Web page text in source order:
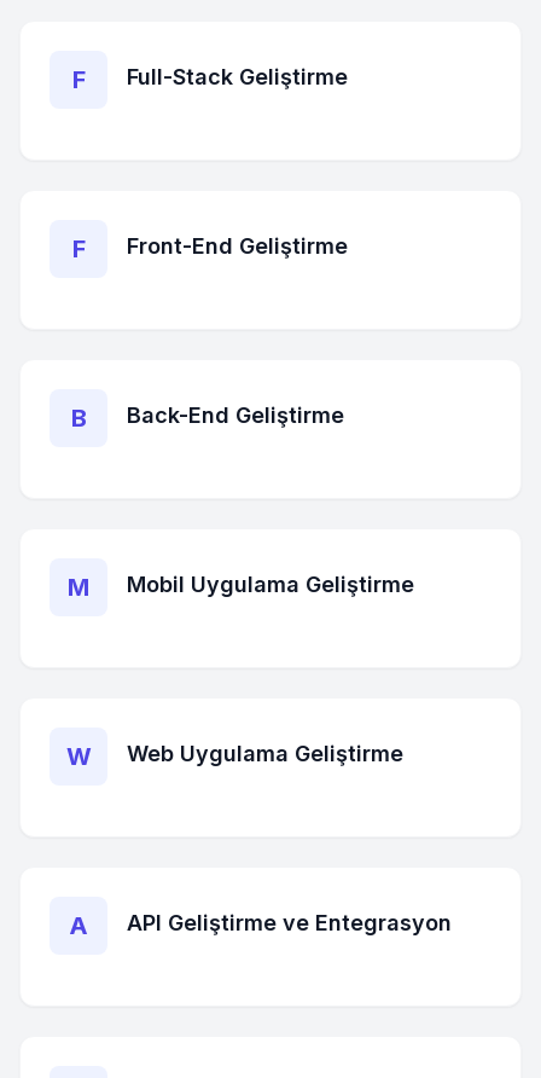
F Full-Stack Geliştirme
F Front-End Geliştirme
B Back-End Geliştirme
M Mobil Uygulama Geliştirme
W Web Uygulama Geliştirme
A API Geliştirme ve Entegrasyon